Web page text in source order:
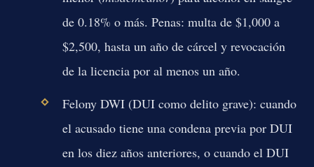
de 0.18% o más. Penas: multa de $1,000 a
$2,500, hasta un año de cárcel y revocación
de la licencia por al menos un año.
Felony DWI (DUI como delito grave): cuando
el acusado tiene una condena previa por DUI
en los diez años anteriores, o cuando el DUI